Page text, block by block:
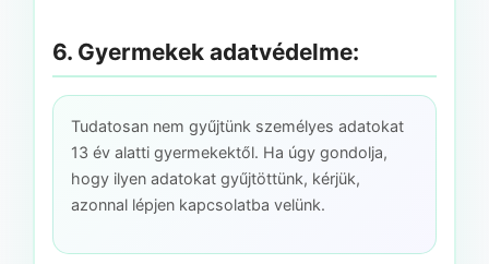
6. Gyermekek adatvédelme:
Tudatosan nem gyűjtünk személyes adatokat
13 év alatti gyermekektől. Ha úgy gondolja,
hogy ilyen adatokat gyűjtöttünk, kérjük,
azonnal lépjen kapcsolatba velünk.